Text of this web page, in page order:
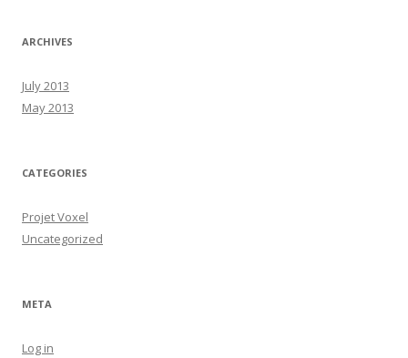
ARCHIVES
July 2013
May 2013
CATEGORIES
Projet Voxel
Uncategorized
META
Log in